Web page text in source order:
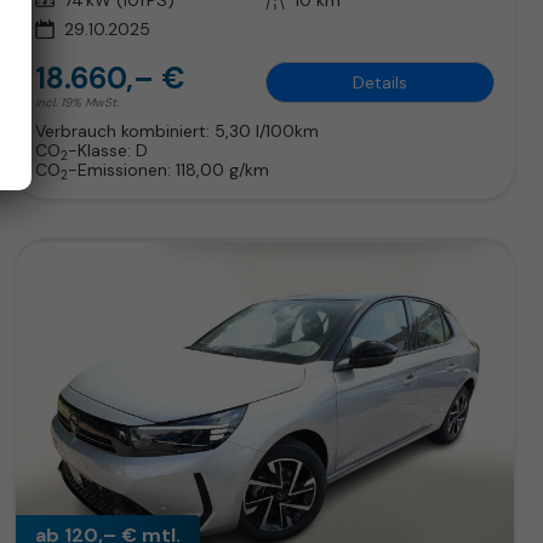
29.10.2025
18.660,– €
incl. 19% MwSt.
Details
Verbrauch kombiniert: 5,30 l/100km
CO2-Klasse: D
CO2-Emissionen:118,00 g/km
ab 120,– € mtl.